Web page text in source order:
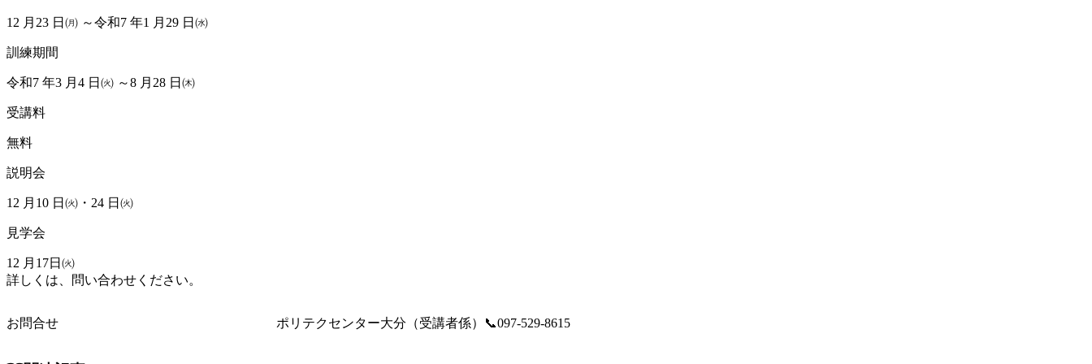
12 月23 日㈪ ～令和7 年1 月29 日㈬
訓練期間
令和7 年3 月4 日㈫ ～8 月28 日㈭
受講料
無料
説明会
12 月10 日㈫・24 日㈫
見学会
12 月17日㈫
詳しくは、問い合わせください。
お問合せ ポリテクセンター大分（受講者係）📞097-529-8615